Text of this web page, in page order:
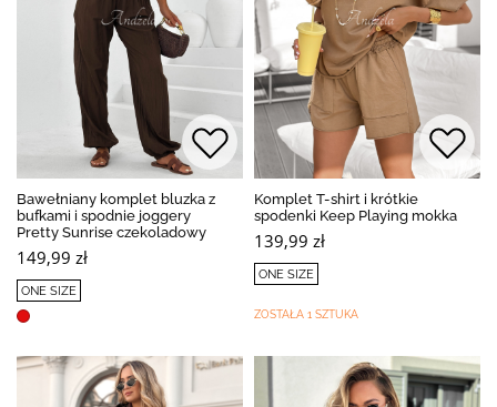
Bawełniany komplet bluzka z
bufkami i spodnie joggery
Pretty Sunrise czekoladowy
149,99 zł
ONE SIZE
Komplet T-shirt i krótkie
spodenki Keep Playing mokka
139,99 zł
ONE SIZE
ZOSTAŁA 1 SZTUKA